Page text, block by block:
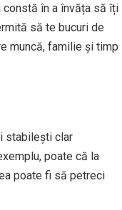
în a învăța să îți
să te bucuri de
muncă, familie și timp
stabilești clar
poate că la
poate fi să petreci